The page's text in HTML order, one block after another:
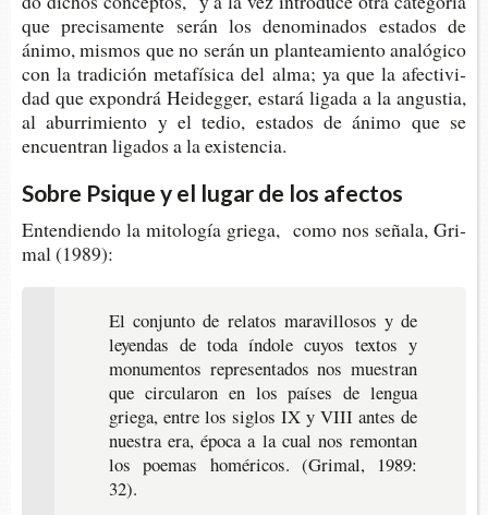
que pre­ci­sa­men­te serán los deno­mi­na­dos esta­dos de
ánimo, mis­mos que no serán un plan­tea­mien­to analó­gi­co
con la tra­di­ción meta­fí­si­ca del alma; ya que la afec­ti­vi­
dad que expon­drá Hei­deg­ger, esta­rá liga­da a la angus­tia,
al abu­rri­mien­to y el tedio, esta­dos de ánimo que se
encuen­tran liga­dos a la existencia.
Sobre Psique y el lugar de los afectos
Enten­dien­do la mito­lo­gía grie­ga, como nos seña­la, Gri­
mal (1989):
El con­jun­to de rela­tos mara­vi­llo­sos y de
leyen­das de toda índo­le cuyos tex­tos y
monu­men­tos repre­sen­ta­dos nos mues­tran
que cir­cu­la­ron en los paí­ses de len­gua
grie­ga, entre los siglos IX y VIII antes de
nues­tra era, época a la cual nos remon­tan
los poe­mas homé­ri­cos. (Gri­mal, 1989:
32).